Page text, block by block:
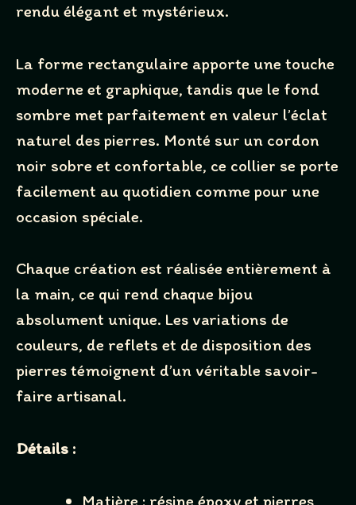
rendu élégant et mystérieux.
La forme rectangulaire apporte une touche
moderne et graphique, tandis que le fond
sombre met parfaitement en valeur l’éclat
naturel des pierres. Monté sur un cordon
noir sobre et confortable, ce collier se porte
facilement au quotidien comme pour une
occasion spéciale.
Chaque création est réalisée entièrement à
la main, ce qui rend chaque bijou
absolument unique. Les variations de
couleurs, de reflets et de disposition des
pierres témoignent d’un véritable savoir-
faire artisanal.
Détails :
Matière : résine époxy et pierres
Your review
SUBMIT REVIEW